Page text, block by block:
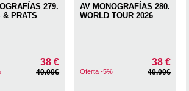
279.
& PRATS
38 €
40.00€
AV MONOGRAFÍAS 280.
WORLD TOUR 2026
38 €
Oferta -5% 40.00€